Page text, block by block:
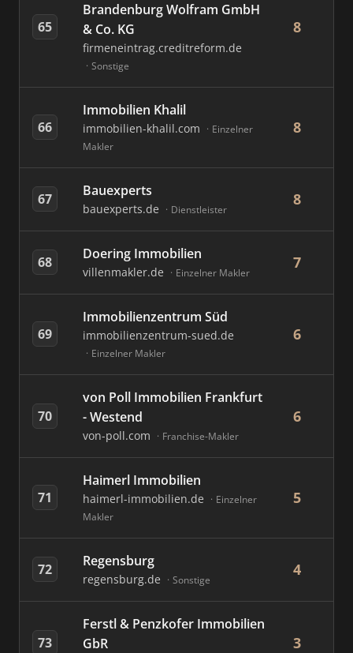
65
Brandenburg Wolfram GmbH
& Co. KG
firmeneintrag.creditreform.de
Sonstige
8
66
Immobilien Khalil
immobilien-khalil.com
Einzelner
Makler
8
67 Bauexperts
bauexperts.de Dienstleister
8
68 Doering Immobilien
villenmakler.de Einzelner Makler
7
69
Immobilienzentrum Süd
immobilienzentrum-sued.de
Einzelner Makler
6
70
von Poll Immobilien Frankfurt
- Westend
von-poll.com Franchise-Makler
6
71
Haimerl Immobilien
haimerl-immobilien.de
Einzelner
Makler
5
72 Regensburg
regensburg.de Sonstige
4
73
Ferstl & Penzkofer Immobilien
GbR
3